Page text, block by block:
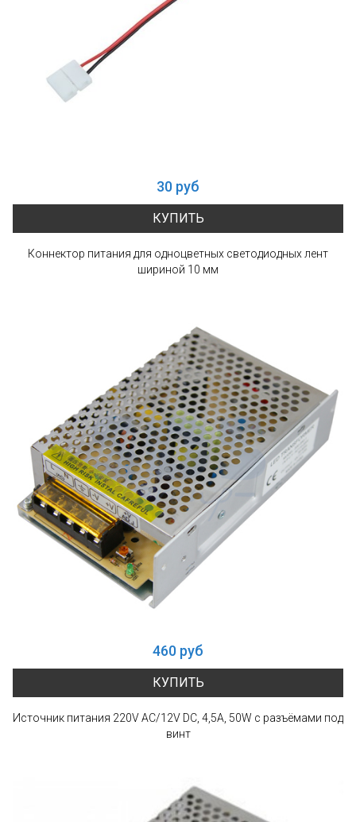
30 руб
КУПИТЬ
Коннектор питания для одноцветных светодиодных лент
шириной 10 мм
460 руб
КУПИТЬ
Источник питания 220V AC/12V DC, 4,5A, 50W с разъёмами под
винт